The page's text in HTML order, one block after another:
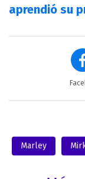
aprendió su
Marley